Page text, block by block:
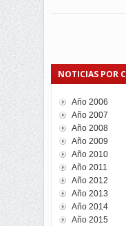
NOTICIAS POR
Año 2006
Año 2007
Año 2008
Año 2009
Año 2010
Año 2011
Año 2012
Año 2013
Año 2014
Año 2015